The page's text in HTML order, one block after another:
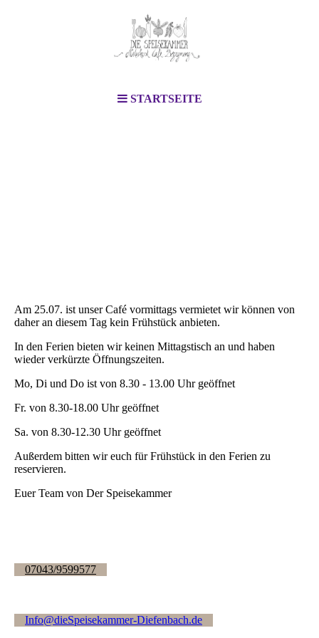
STARTSEITE
Am 25.07. ist unser Café vormittags vermietet wir können von
daher an diesem Tag kein Frühstück anbieten.
In den Ferien bieten wir keinen Mittagstisch an und haben
wieder verkürzte Öffnungszeiten.
Mo, Di und Do ist von 8.30 - 13.00 Uhr geöffnet
Fr. von 8.30-18.00 Uhr geöffnet
Sa. von 8.30-12.30 Uhr geöffnet
Außerdem bitten wir euch für Frühstück in den Ferien zu
reservieren.
Euer Team von Der Speisekammer
07043/9599577
Info@dieSpeisekammer-Diefenbach.de